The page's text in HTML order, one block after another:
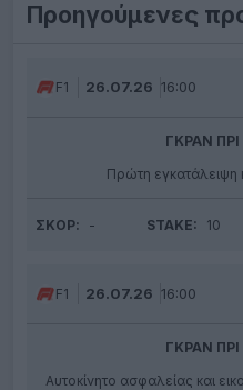
Προηγούμενες
26.07.26 16:00
F1
ΓΚΡΑΝ
Πρώτη εγκατάλειψη
ΣΚΟΡ: - STAKE: 10
26.07.26 16:00
F1
ΓΚΡΑΝ
Αυτοκίνητο ασφαλείας και